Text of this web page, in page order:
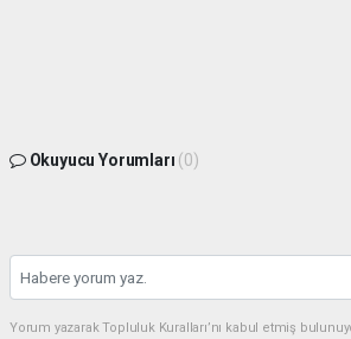
Okuyucu Yorumları (0)
Yorum yazarak Topluluk Kuralları’nı kabul etmiş